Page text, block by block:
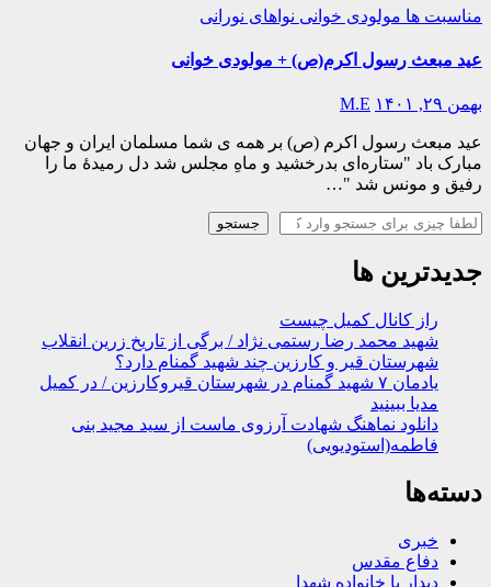
مناسبت ها مولودی خوانی نواهای نورانی
عید مبعث رسول اکرم(ص) + مولودی خوانی
بهمن ۲۹, ۱۴۰۱ M.E
عید مبعث رسول اکرم (ص) بر همه ی شما مسلمان ایران و جهان
مبارک باد "ستاره‌ای بدرخشید و ماهِ مجلس شد دل رمیدهٔ ما را
رفیق و مونس شد "…
جستجو
جستجو
جدیدترین ها
راز کانال کمیل چیست
شهید محمد رضا رستمی نژاد / برگی از تاریخ زرین انقلاب
شهرستان قیر و کارزین چند شهید گمنام دارد؟
یادمان ۷ شهید گمنام در شهرستان قیروکارزین / در کمیل
مدیا ببینید
دانلود نماهنگ شهادت آرزوی ماست از سید مجید بنی
فاطمه(استودیویی)
دسته‌ها
خبری
دفاع مقدس
دیدار با خانواده شهدا